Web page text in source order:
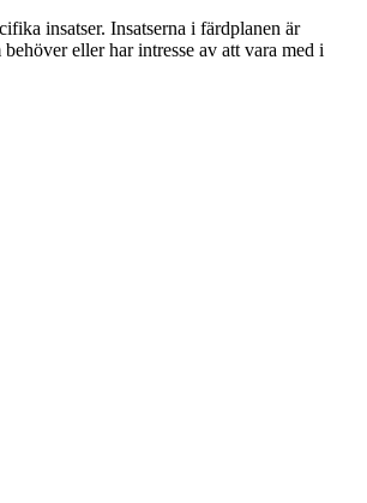
insatser. Insatserna i färdplanen är
eller har intresse av att vara med i